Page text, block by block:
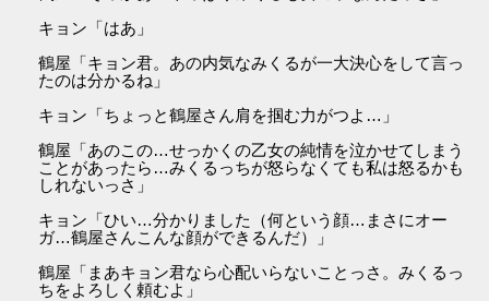
キョン「はあ」
鶴屋「キョン君。あの内気なみくるが一大決心をして言っ
たのは分かるね」
キョン「ちょっと鶴屋さん肩を掴む力がつよ…」
鶴屋「あのこの…せっかくの乙女の純情を泣かせてしまう
ことがあったら…みくるっちが怒らなくても私は怒るかも
しれないっさ」
キョン「ひい…分かりました（何という顔…まさにオー
ガ…鶴屋さんこんな顔ができるんだ）」
鶴屋「まあキョン君なら心配いらないことっさ。みくるっ
ちをよろしく頼むよ」